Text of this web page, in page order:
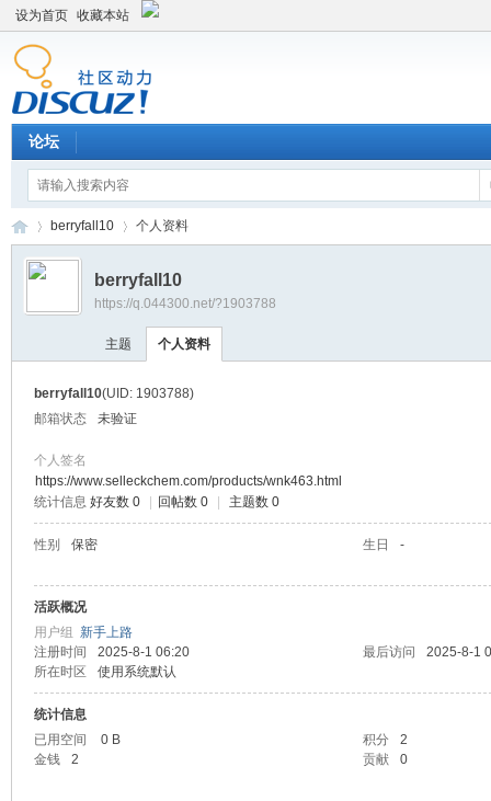
设为首页 收藏本站
论坛
›
berryfall10 个人资料
berryfall10
https://q.044300.net/?1903788
主题 个人资料
berryfall10(UID: 1903788)
邮箱状态
未验证
个人签名
https://www.selleckchem.com/products/wnk463.html
统计信息 好友数 0 回帖数 0 主题数 0
性别 保密 生日 -
活跃概况
用户组 新手上路
注册时间
2025-8-1 06:20 最后访问
2025-8-1
所在时区
使用系统默认
统计信息
已用空间
0 B 积分
2
金钱
2 贡献 0